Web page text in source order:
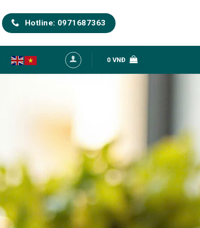
Hotline: 0971687363
0 VNĐ